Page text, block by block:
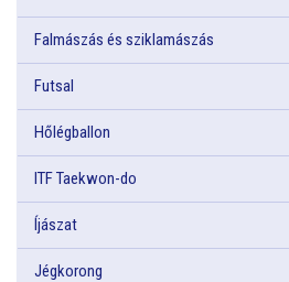
Falmászás és sziklamászás
Futsal
Hőlégballon
ITF Taekwon-do
Íjászat
Jégkorong